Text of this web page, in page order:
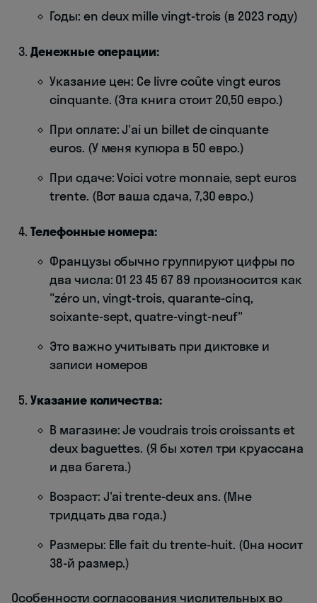
Годы: en deux mille vingt-trois (в 2023 году)
Денежные операции:
Указание цен: Ce livre coûte vingt euros
cinquante. (Эта книга стоит 20,50 евро.)
При оплате: J'ai un billet de cinquante
euros. (У меня купюра в 50 евро.)
При сдаче: Voici votre monnaie, sept euros
trente. (Вот ваша сдача, 7,30 евро.)
Телефонные номера:
Французы обычно группируют цифры по
два числа: 01 23 45 67 89 произносится как
"zéro un, vingt-trois, quarante-cinq,
soixante-sept, quatre-vingt-neuf"
Это важно учитывать при диктовке и
записи номеров
Указание количества:
В магазине: Je voudrais trois croissants et
deux baguettes. (Я бы хотел три круассана
и два багета.)
Возраст: J'ai trente-deux ans. (Мне
тридцать два года.)
Размеры: Elle fait du trente-huit. (Она носит
38-й размер.)
Особенности согласования числительных во